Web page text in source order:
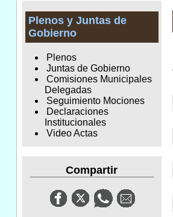
Plenos y Juntas de
Gobierno
Plenos
Juntas de Gobierno
Comisiones Municipales
Delegadas
Seguimiento Mociones
Declaraciones
Institucionales
Video Actas
Compartir